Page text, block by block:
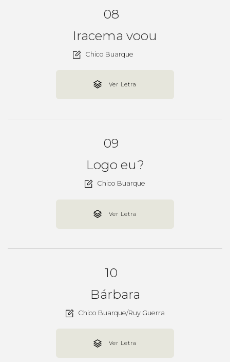
08
Iracema voou
Chico Buarque
Ver Letra
09
Logo eu?
Chico Buarque
Ver Letra
10
Bárbara
Chico Buarque/Ruy Guerra
Ver Letra